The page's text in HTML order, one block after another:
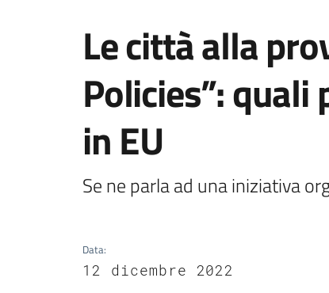
Salta al contenuto
Le città alla
Policies”:
in EU
Se ne parla ad una iniziativa
Data:
12 dicembre 2022